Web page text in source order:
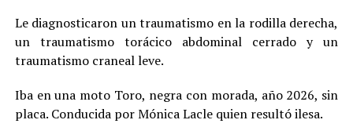
Le diagnosticaron un traumatismo en la rodilla derecha,
un traumatismo torácico abdominal cerrado y un
traumatismo craneal leve.
Iba en una moto Toro, negra con morada, año 2026, sin
placa. Conducida por Mónica Lacle quien resultó ilesa.